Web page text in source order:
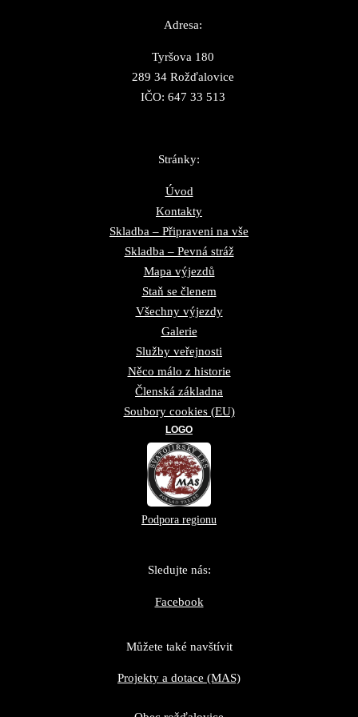
Adresa:
Tyršova 180
289 34 Rožďalovice
IČO: 647 33 513
Stránky:
Úvod
Kontakty
Skladba – Připraveni na vše
Skladba – Pevná stráž
Mapa výjezdů
Staň se členem
Všechny výjezdy
Galerie
Služby veřejnosti
Něco málo z historie
Členská základna
Soubory cookies (EU)
LOGO
Podpora regionu
Sledujte nás:
Facebook
Můžete také navštívit
Projekty a dotace (MAS)